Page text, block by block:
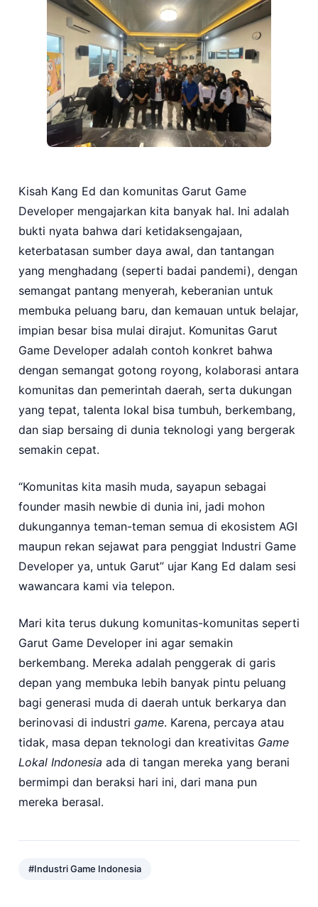
Kisah Kang Ed dan komunitas Garut Game
Developer mengajarkan kita banyak hal. Ini adalah
bukti nyata bahwa dari ketidaksengajaan,
keterbatasan sumber daya awal, dan tantangan
yang menghadang (seperti badai pandemi), dengan
semangat pantang menyerah, keberanian untuk
membuka peluang baru, dan kemauan untuk belajar,
impian besar bisa mulai dirajut. Komunitas Garut
Game Developer adalah contoh konkret bahwa
dengan semangat gotong royong, kolaborasi antara
komunitas dan pemerintah daerah, serta dukungan
yang tepat, talenta lokal bisa tumbuh, berkembang,
dan siap bersaing di dunia teknologi yang bergerak
semakin cepat.
“Komunitas kita masih muda, sayapun sebagai
founder masih newbie di dunia ini, jadi mohon
dukungannya teman-teman semua di ekosistem AGI
maupun rekan sejawat para penggiat Industri Game
Developer ya, untuk Garut” ujar Kang Ed dalam sesi
wawancara kami via telepon.
Mari kita terus dukung komunitas-komunitas seperti
Garut Game Developer ini agar semakin
berkembang. Mereka adalah penggerak di garis
depan yang membuka lebih banyak pintu peluang
bagi generasi muda di daerah untuk berkarya dan
berinovasi di industri game. Karena, percaya atau
tidak, masa depan teknologi dan kreativitas Game
Lokal Indonesia ada di tangan mereka yang berani
bermimpi dan beraksi hari ini, dari mana pun
mereka berasal.
#Industri Game Indonesia